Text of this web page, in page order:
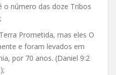
o número das doze Tribos
Prometida, mas eles O
e foram levados em
por 70 anos. (Daniel 9:2